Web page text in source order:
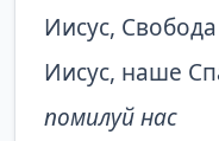
Иисус,
Иисус, наше
помилуй нас